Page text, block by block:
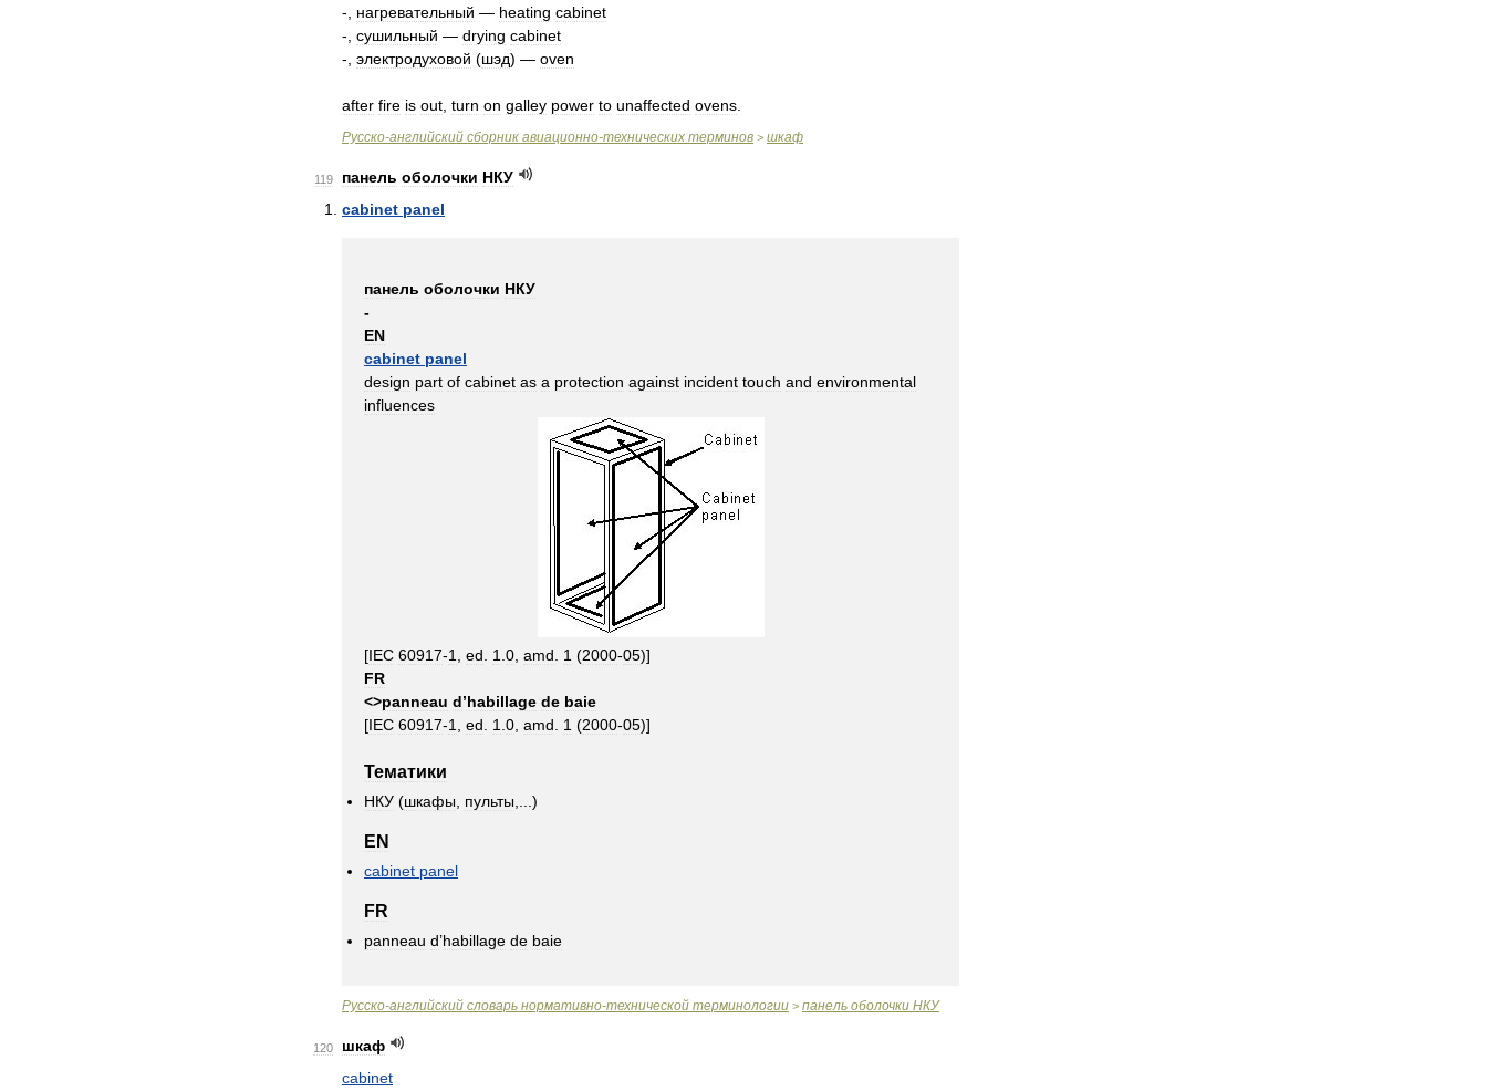
-, нагревательный — heating cabinet
-, сушильный — drying cabinet
-, электродуховой (шэд) — oven
after fire is out turn on galley power to unaffected ovens
Русско-английский сборник авиационно-технических терминов > шкаф
119 панель оболочки НКУ
cabinet panel
панель оболочки НКУ
-
EN
cabinet panel
design part of cabinet as a protection against incident touch and environmental
influences
[IEC 60917-1 ed 1 0 amd 1 (2000-05)]
FR
<>panneau d’habillage de baie
[IEC 60917-1 ed 1 0 amd 1 (2000-05)]
Тематики
НКУ (шкафы пульты ,...)
EN
cabinet panel
FR
panneau d’habillage de baie
Русско-английский словарь нормативно-технической терминологии > панель оболочки НКУ
120
шкаф
cabinet